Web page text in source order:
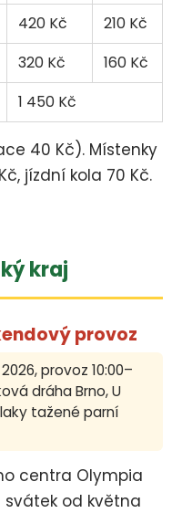
420 Kč
210 Kč
320 Kč
160 Kč
1 450 Kč
40 Kč). Místenky
jízdní kola 70 Kč.
kraj
provoz
provoz 10:00–
dráha Brno, U
tažené parní
centra Olympia
svátek od května